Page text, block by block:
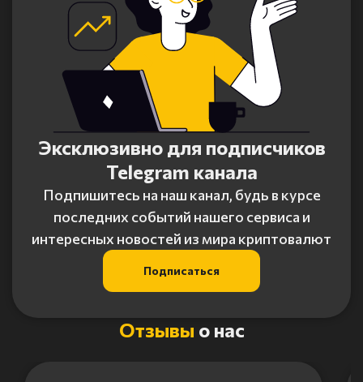
Эксклюзивно для подписчиков
Telegram канала
Подпишитесь на наш канал, будь в курсе
последних событий нашего сервиса и
интересных новостей из мира криптовалют
Подписаться
Отзывы о нас